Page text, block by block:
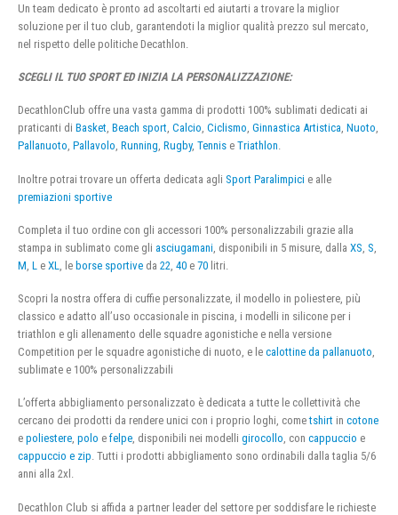
Un team dedicato è pronto ad ascoltarti ed aiutarti a trovare la miglior
soluzione per il tuo club, garantendoti la miglior qualità prezzo sul mercato,
nel rispetto delle politiche Decathlon.
SCEGLI IL TUO SPORT ED INIZIA LA PERSONALIZZAZIONE:
DecathlonClub offre una vasta gamma di prodotti 100% sublimati dedicati ai
praticanti di Basket, Beach sport, Calcio, Ciclismo, Ginnastica Artistica, Nuoto,
Pallanuoto, Pallavolo, Running, Rugby, Tennis e Triathlon.
Inoltre potrai trovare un offerta dedicata agli Sport Paralimpici e alle
premiazioni sportive
Completa il tuo ordine con gli accessori 100% personalizzabili grazie alla
stampa in sublimato come gli asciugamani , disponibili in 5 misure, dalla XS S
M L e XL , le borse sportive da 22 40 e 70 litri.
Scopri la nostra offera di cuffie personalizzate, il modello in poliestere, più
classico e adatto all’uso occasionale in piscina, i modelli in silicone per i
triathlon e gli allenamento delle squadre agonistiche e nella versione
Competition per le squadre agonistiche di nuoto, e le calottine da pallanuoto,
sublimate e 100% personalizzabili
L’offerta abbigliamento personalizzato è dedicata a tutte le collettività che
cercano dei prodotti da rendere unici con i proprio loghi, cometshirt in cotone
e poliestere, polo e felpe, disponibili nei modelli girocollo, con cappuccio e
cappuccio e zip. Tutti i prodotti abbigliamento sono ordinabili dalla taglia 5/6
anni alla 2xl.
Decathlon Club si affida a partner leader del settore per soddisfare le richieste